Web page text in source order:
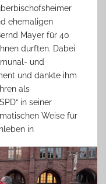
ehemaligen
Mayer für 40
durften. Dabei
und
und dankte ihm
als
in seiner
Weise für
in